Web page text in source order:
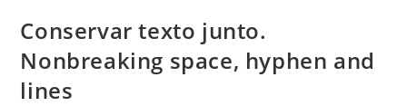
Al
Final
Conservar texto junto.
Nonbreaking space, hyphen and
lines